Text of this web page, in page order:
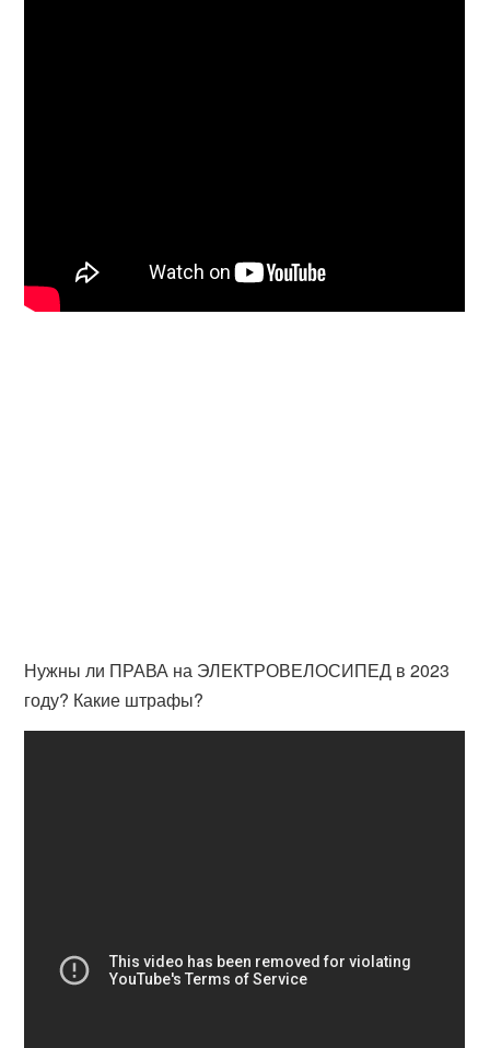
Нужны ли ПРАВА на ЭЛЕКТРОВЕЛОСИПЕД в 2023
году? Какие штрафы?